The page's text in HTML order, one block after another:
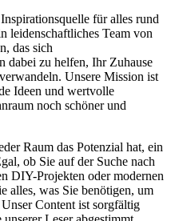
für alles rund
leidenschaftliches Team von
das sich
dabei zu helfen, Ihr Zuhause
Unsere Mission ist
Ideen und wertvolle
noch schöner und
Raum das Potenzial hat, ein
ob Sie auf der Suche nach
DIY-Projekten oder modernen
alles, was Sie benötigen, um
Content ist sorgfältig